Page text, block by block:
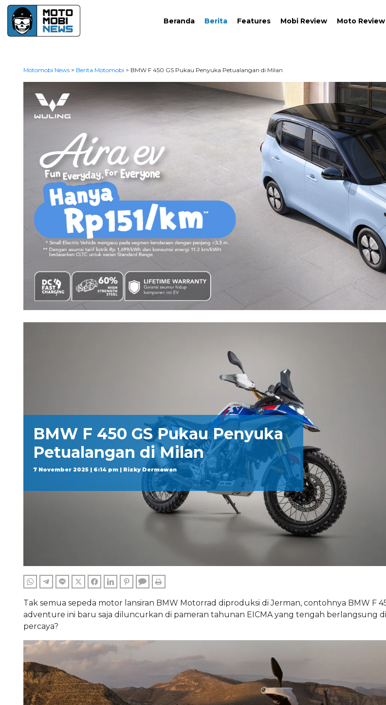
Beranda Berita Features Mobi Review Moto Review
Motomobi News> Berita Motomobi > BMW F 450 GS Pukau Penyuka Petualangan di Milan
BMW F 450 GS Pukau Penyuka
Petualangan di Milan
7 November 2025 | 6:14 pm | Rizky Dermawan
WHATSAPPTELEGRAM
LINE TWITTERFACEBOOKLINKEDINPINTERESTCOMMENTS
Tak semua sepeda motor lansiran BMW Motorrad diproduksi di Jerman, contohnya BMW F
adventure ini baru saja diluncurkan di pameran tahunan EICMA yang tengah berlangsung
percaya?